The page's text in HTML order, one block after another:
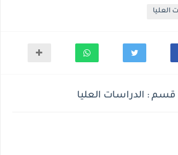
العليا
: الدراسات العليا